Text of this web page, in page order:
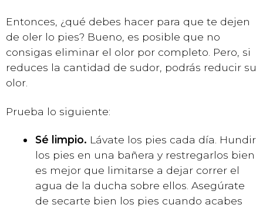
Entonces, ¿qué debes hacer para que te dejen
de oler lo pies? Bueno, es posible que no
consigas eliminar el olor por completo. Pero, si
reduces la cantidad de sudor, podrás reducir su
olor.
Prueba lo siguiente:
Sé limpio. Lávate los pies cada día. Hundir
los pies en una bañera y restregarlos bien
es mejor que limitarse a dejar correr el
agua de la ducha sobre ellos. Asegúrate
de secarte bien los pies cuando acabes